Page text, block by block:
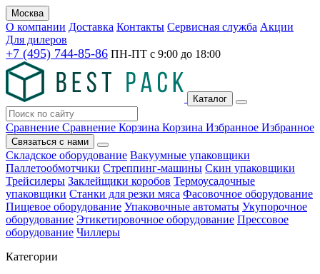
Москва
О компании Доставка Контакты Сервисная служба Акции
Для дилеров
+7 (495) 744-85-86 ПН-ПТ с 9:00 до 18:00
Каталог
Сравнение Сравнение Корзина Корзина Избранное Избранное
Связаться с нами
Складское оборудование Вакуумные упаковщики
Паллетообмотчики Стреппинг-машины Скин упаковщики
Трейсилеры Заклейщики коробов Термоусадочные
упаковщики Станки для резки мяса Фасовочное оборудование
Пищевое оборудование Упаковочные автоматы Укупорочное
оборудование Этикетировочное оборудование Прессовое
оборудование Чиллеры
Категории